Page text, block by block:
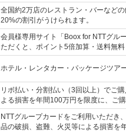
全国約2万店のレストラン・バーなど
20%の割引がうけられます。
会員様専用サイト「Boox for NTTグル
ただくと、ポイント5倍加算・送料無
ホテル・レンタカー・パッケージツア
リボ払い・分割払い（3回以上）でご
よる損害を年間100万円を限度に、ご
NTTグループカードをご利用いただき
品の破損、盗難、火災等による損害を